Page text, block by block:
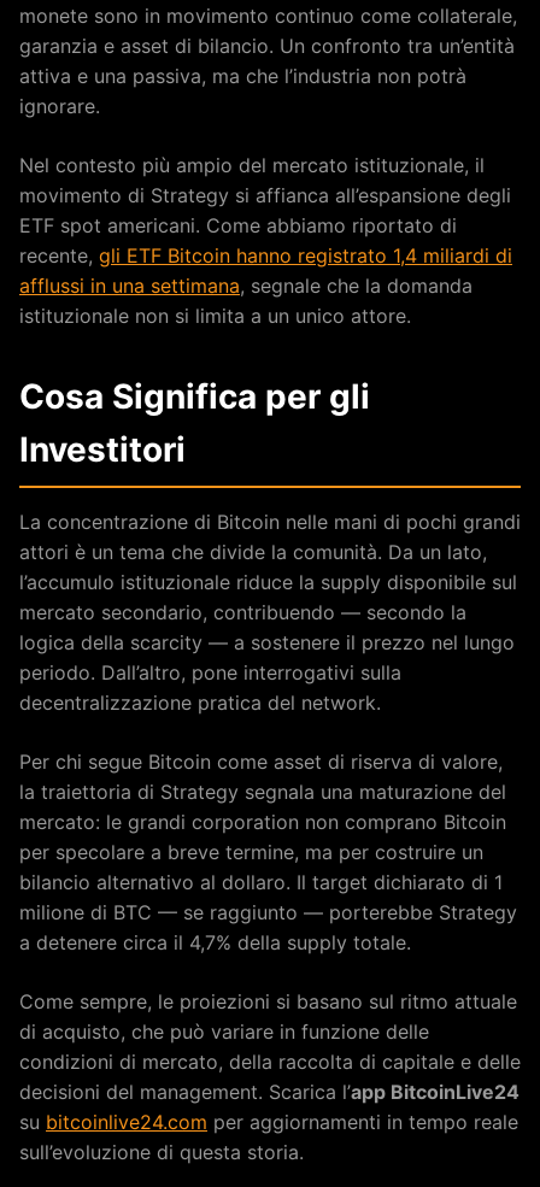
monete sono in movimento continuo come collaterale,
garanzia e asset di bilancio. Un confronto tra un’entità
attiva e una passiva, ma che l’industria non potrà
ignorare.
Nel contesto più ampio del mercato istituzionale, il
movimento di Strategy si affianca all’espansione degli
ETF spot americani. Come abbiamo riportato di
recente, gli ETF Bitcoin hanno registrato 1,4 miliardi di
afflussi in una settimana, segnale che la domanda
istituzionale non si limita a un unico attore.
Cosa Significa per gli
Investitori
La concentrazione di Bitcoin nelle mani di pochi grandi
attori è un tema che divide la comunità. Da un lato,
l’accumulo istituzionale riduce la supply disponibile sul
mercato secondario, contribuendo — secondo la
logica della scarcity — a sostenere il prezzo nel lungo
periodo. Dall’altro, pone interrogativi sulla
decentralizzazione pratica del network.
Per chi segue Bitcoin come asset di riserva di valore,
la traiettoria di Strategy segnala una maturazione del
mercato: le grandi corporation non comprano Bitcoin
per specolare a breve termine, ma per costruire un
bilancio alternativo al dollaro. Il target dichiarato di 1
milione di BTC — se raggiunto — porterebbe Strategy
a detenere circa il 4,7% della supply totale.
Come sempre, le proiezioni si basano sul ritmo attuale
di acquisto, che può variare in funzione delle
condizioni di mercato, della raccolta di capitale e delle
decisioni del management. Scarica l’app BitcoinLive24
su bitcoinlive24.com per aggiornamenti in tempo reale
sull’evoluzione di questa storia.